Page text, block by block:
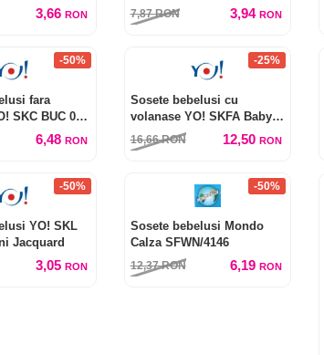
3,66 RON 7,87RON 3,94RON
-50%
fara
SKC BUC 0-9
6,48 RON
-25%
Sosete bebelusi cu
volanase YO! SKFA Baby
0-9 luni
16,66RON 12,50RON
-50%
YO! SKL
Jacquard
3,05 RON
-50%
Sosete bebelusi Mondo
Calza SFWN/4146
12,37RON 6,19RON